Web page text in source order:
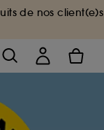
de nos client(e)s